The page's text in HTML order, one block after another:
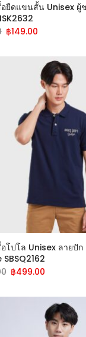
ยืดแขนสั้น Unisex ผู้
฿149.00
โปโล Unisex ลายปัก
฿499.00
Username Or
Password
Remember Me